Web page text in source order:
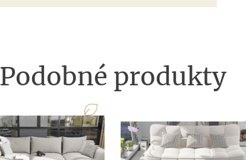
Podobné produkty